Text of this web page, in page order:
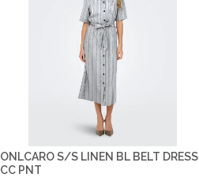
ONLCARO S/S LINEN BL BELT DRESS
CC PNT